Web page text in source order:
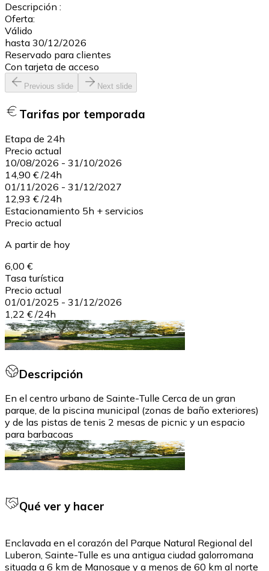
Descripción :
Oferta:
Válido
hasta 30/12/2026
Reservado para clientes
Con tarjeta de acceso
Previous slide Next slide
Tarifas por temporada
Etapa de 24h
Precio actual
10/08/2026 - 31/10/2026
14,90 € /24h
01/11/2026 - 31/12/2027
12,93 € /24h
Estacionamiento 5h + servicios
Precio actual
A partir de hoy
6,00 €
Tasa turística
Precio actual
01/01/2025 - 31/12/2026
1,22 € /24h
Descripción
En el centro urbano de Sainte-Tulle Cerca de un gran
parque, de la piscina municipal (zonas de baño exteriores)
y de las pistas de tenis 2 mesas de picnic y un espacio
para barbacoas
Qué ver y hacer
Enclavada en el corazón del Parque Natural Regional del
Luberon, Sainte-Tulle es una antigua ciudad galorromana
situada a 6 km de Manosque y a menos de 60 km al norte